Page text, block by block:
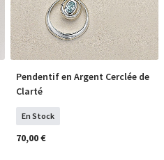
COMMANDER
Pendentif en Argent Cerclée de
Clarté
En Stock
70,00 €